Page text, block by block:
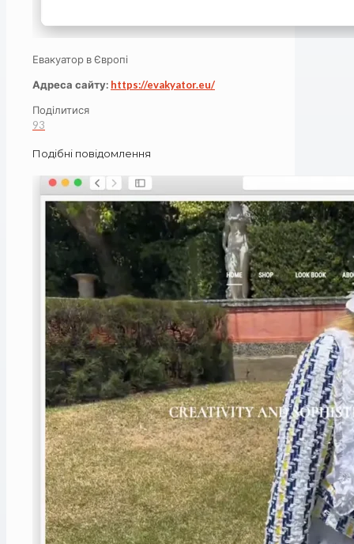
Евакуатор в Європі
Адреса сайту: https://evakyator.eu/
Поділитися
93
Подібні повідомлення